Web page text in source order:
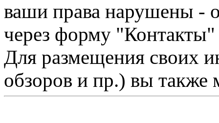
ваши права нарушены -
через форму "Контакты"
Для размещения своих
обзоров и пр.) вы также